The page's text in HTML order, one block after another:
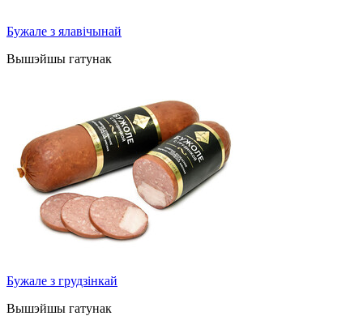
Бужале з ялавічынай
Вышэйшы гатунак
Бужале з грудзінкай
Вышэйшы гатунак